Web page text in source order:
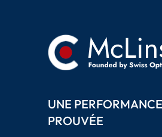
UNE PERFORMANCE
PROUVÉE